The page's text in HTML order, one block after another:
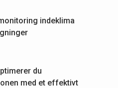
indeklima
du
med et effektivt